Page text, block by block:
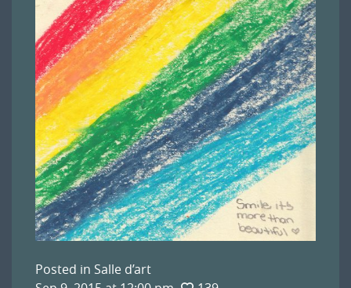
Posted in Salle d’art